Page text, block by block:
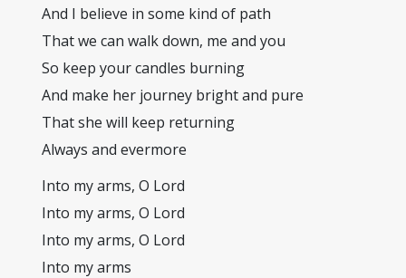
And I believe in some kind of path
That we can walk down, me and you
So keep your candles burning
And make her journey bright and pure
That she will keep returning
Always and evermore
Into my arms, O Lord
Into my arms, O Lord
Into my arms, O Lord
Into my arms